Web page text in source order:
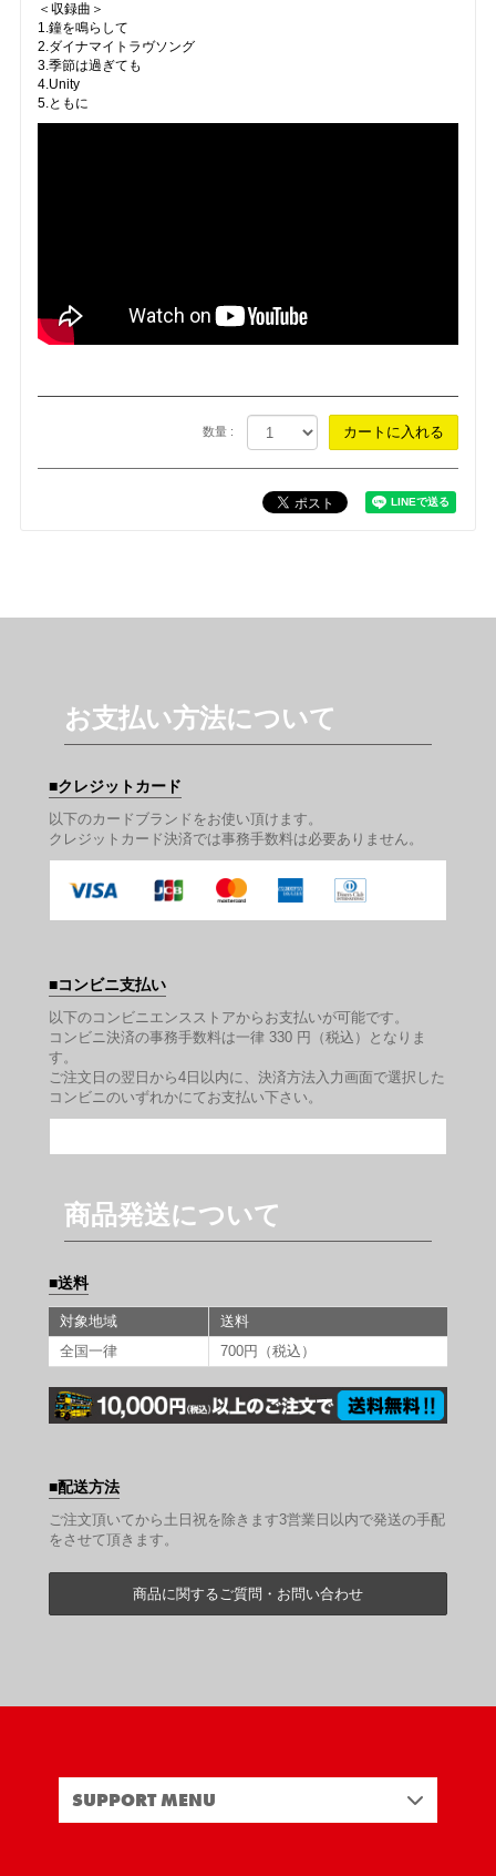
＜収録曲＞
1.鐘を鳴らして
2.ダイナマイトラヴソング
3.季節は過ぎても
4.Unity
5.ともに
数量 :
お支払い方法について
クレジットカード
以下のカードブランドをお使い頂けます。
クレジットカード決済では事務手数料は必要ありません。
コンビニ支払い
以下のコンビニエンスストアからお支払いが可能です。
コンビニ決済の事務手数料は一律 330 円（税込）となりま
す。
ご注文日の翌日から4日以内に、決済方法入力画面で選択した
コンビニのいずれかにてお支払い下さい。
商品発送について
送料
対象地域
送料
全国一律
700円（税込）
配送方法
ご注文頂いてから土日祝を除きます3営業日以内で発送の手配
をさせて頂きます。
商品に関するご質問・お問い合わせ
SUPPORT MENU